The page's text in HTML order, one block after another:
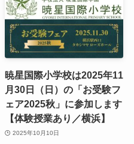
暁星国際小学校は2025年11
月30日（日）の「お受験フ
ェア2025秋」に参加します
【体験授業あり／横浜】
2025年10月10日